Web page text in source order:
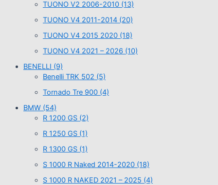
TUONO V2 2006-2010 (13)
TUONO V4 2011-2014 (20)
TUONO V4 2015 2020 (18)
TUONO V4 2021 – 2026 (10)
BENELLI (9)
Benelli TRK 502 (5)
Tornado Tre 900 (4)
BMW (54)
R 1200 GS (2)
R 1250 GS (1)
R 1300 GS (1)
S 1000 R Naked 2014-2020 (18)
S 1000 R NAKED 2021 – 2025 (4)